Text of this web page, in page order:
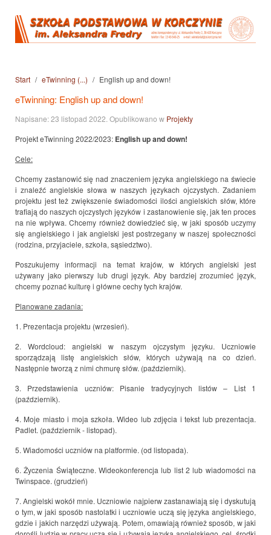
Start eTwinning (...) English up and down!
eTwinning: English up and down!
Napisane:23 listopad 2022 . Opublikowano w Projekty
Projekt eTwinning 2022/2023: English up and down!
Cele:
Chcemy zastanowić się nad znaczeniem języka angielskiego na świecie
i znaleźć angielskie słowa w naszych językach ojczystych. Zadaniem
projektu jest też zwiększenie świadomości ilości angielskich słów, które
trafiają do naszych ojczystych języków i zastanowienie się, jak ten proces
na nie wpływa. Chcemy również dowiedzieć się, w jaki sposób uczymy
się angielskiego i jak angielski jest postrzegany w naszej społeczności
(rodzina, przyjaciele, szkoła, sąsiedztwo).
Poszukujemy informacji na temat krajów, w których angielski jest
używany jako pierwszy lub drugi język. Aby bardziej zrozumieć język,
chcemy poznać kulturę i główne cechy tych krajów.
Planowane zadania:
1. Prezentacja projektu (wrzesień).
2. Wordcloud: angielski w naszym ojczystym języku. Uczniowie
sporządzają listę angielskich słów, których używają na co dzień.
Następnie tworzą z nimi chmurę słów. (październik).
3. Przedstawienia uczniów: Pisanie tradycyjnych listów – List 1
(październik).
4. Moje miasto i moja szkoła. Wideo lub zdjęcia i tekst lub prezentacja.
Padlet. (październik - listopad).
5. Wiadomości uczniów na platformie. (od listopada).
6. Życzenia Świąteczne. Wideokonferencja lub list 2 lub wiadomości na
Twinspace. (grudzień)
7. Angielski wokół mnie. Uczniowie najpierw zastanawiają się i dyskutują
o tym, w jaki sposób nastolatki i uczniowie uczą się języka angielskiego,
gdzie i jakich narzędzi używają. Potem, omawiają również sposób, w jaki